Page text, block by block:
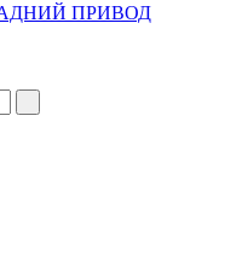
ЗАДНИЙ ПРИВОД